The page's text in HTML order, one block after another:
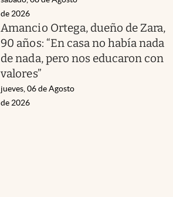
de 2026
Amancio Ortega, dueño de Zara,
90 años: “En casa no había nada
de nada, pero nos educaron con
valores”
jueves, 06 de Agosto
de 2026